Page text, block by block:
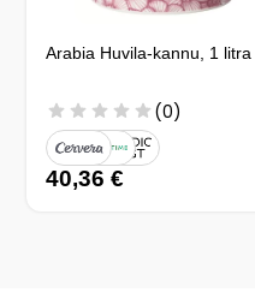
Arabia Huvila-kannu, 1 litra
(0)
40,36 €